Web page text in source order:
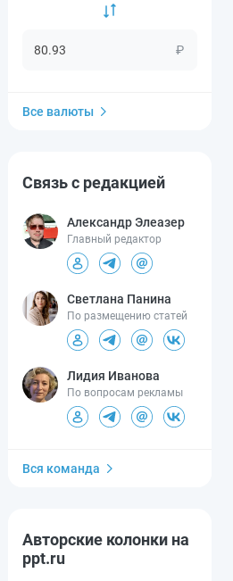
₽
Все валюты
Связь с редакцией
Александр Элеазер
Главный редактор
Светлана Панина
По размещению статей
Лидия Иванова
По вопросам рекламы
Вся команда
Авторские колонки на
ppt.ru